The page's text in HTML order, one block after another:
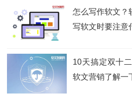
怎么写作软文？
写软文时要注意
10天搞定双十
软文营销了解一